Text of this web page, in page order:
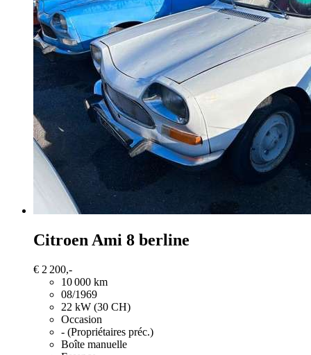
Citroen Ami 8 berline
€ 2 200,-
10 000 km
08/1969
22 kW (30 CH)
Occasion
- (Propriétaires préc.)
Boîte manuelle